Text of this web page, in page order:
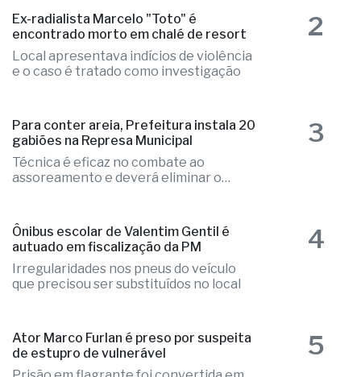
Ex-radialista Marcelo "Toto" é
encontrado morto em chalé de resort
Local apresentava indícios de violência
e o caso é tratado como investigação
2
Para conter areia, Prefeitura instala 20
gabiões na Represa Municipal
Técnica é eficaz no combate ao
assoreamento e deverá eliminar o
3
Ônibus escolar de Valentim Gentil é
autuado em fiscalização da PM
Irregularidades nos pneus do veículo
que precisou ser substituídos no local
4
Ator Marco Furlan é preso por suspeita
de estupro de vulnerável
5